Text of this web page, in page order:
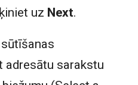
uz Next.
adresātu sarakstu